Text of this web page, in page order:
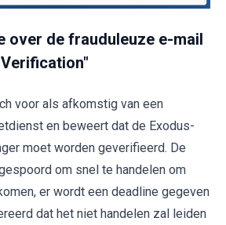
over de frauduleuze e-mail
voor als afkomstig van een
en beweert dat de Exodus-
moet worden geverifieerd. De
om snel te handelen om
er wordt een deadline gegeven
dat het niet handelen zal leiden